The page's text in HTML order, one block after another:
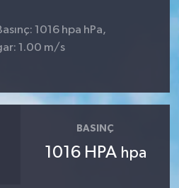
1016 hpa hPa,
1.00 m/s
BASINÇ
1016 HPA hpa